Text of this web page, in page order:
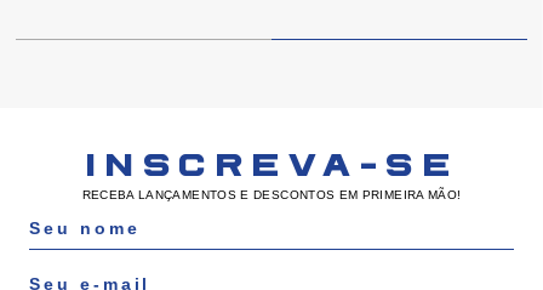
INSCREVA-SE
RECEBA LANÇAMENTOS E DESCONTOS EM PRIMEIRA MÃO!